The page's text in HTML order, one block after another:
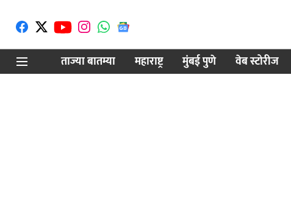
ताज्या बातम्या
महाराष्ट्र मुंबई पुणे वेब स्टोरीज